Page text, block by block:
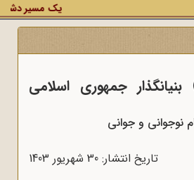
یک مسیر
جمهوری اسلامی
نوجوانی و جوانی
تاریخ انتشار: 30 شهريور 1403